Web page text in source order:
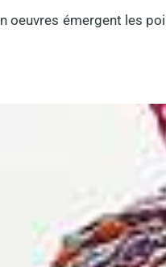
oeuvres émergent les